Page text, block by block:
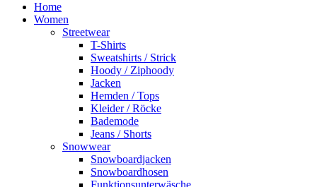
Home
Women
Streetwear
T-Shirts
Sweatshirts / Strick
Hoody / Ziphoody
Jacken
Hemden / Tops
Kleider / Röcke
Bademode
Jeans / Shorts
Snowwear
Snowboardjacken
Snowboardhosen
Funktionsunterwäsche